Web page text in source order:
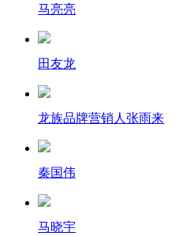
马亮亮
田友龙
龙族品牌营销人张雨来
秦国伟
马晓宇